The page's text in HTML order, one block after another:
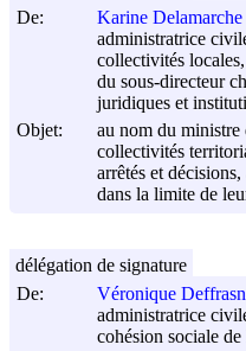
De:
Karine Delamarche
administratrice
collectivités
du sous-directeur
juridiques et
Objet:
au nom du ministre
collectivités
arrêtés et
dans la limite de
De:
Véronique
administratrice
cohésion sociale
délégation de signature